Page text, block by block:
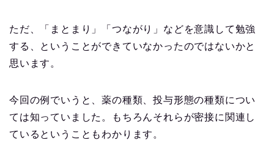
ただ、「まとまり」「つながり」などを意識して勉強
する、ということができていなかったのではないかと
思います。
今回の例でいうと、薬の種類、投与形態の種類につい
ては知っていました。もちろんそれらが密接に関連し
ているということもわかります。